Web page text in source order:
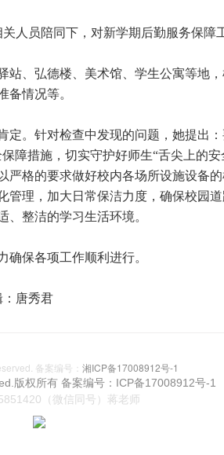
人员陪同下，对新学期后勤服务保障
、弘德楼、美术馆、学生公寓等地
备情况等。
。针对检查中发现的问题，她提出
障措施，切实守护好师生“舌尖上的
格的要求做好校内各场所设施设备
理，加大日常保洁力度，确保校园道
整洁的学习生活环境。
保各项工作顺利进行。
唐秀君
备案编号： 湘ICP备17008912号-1
版权所有 备案编号：ICP备17008912号-1
（微信同号）蒋老师